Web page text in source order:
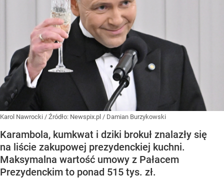
Karol Nawrocki / Źródło: Newspix.pl / Damian Burzykowski
Karambola, kumkwat i dziki brokuł znalazły się
na liście zakupowej prezydenckiej kuchni.
Maksymalna wartość umowy z Pałacem
Prezydenckim to ponad 515 tys. zł.